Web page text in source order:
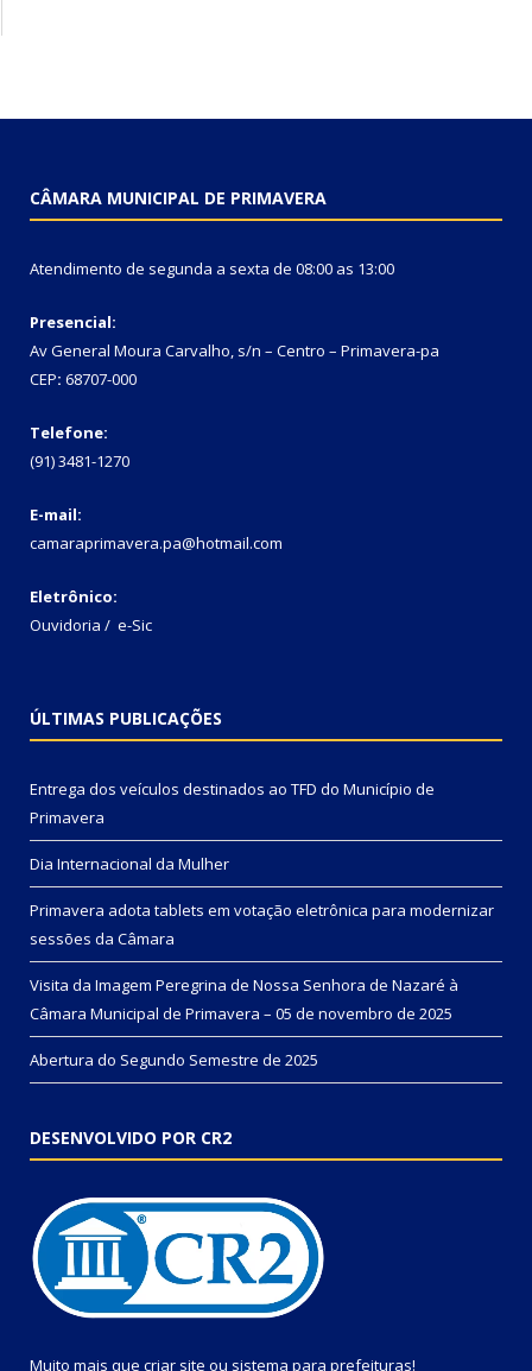
CÂMARA MUNICIPAL DE PRIMAVERA
Atendimento de segunda a sexta de 08:00 as 13:00
Presencial:
Av General Moura Carvalho, s/n – Centro – Primavera-pa
CEP: 68707-000
Telefone:
(91) 3481-1270
E-mail:
camaraprimavera.pa@hotmail.com
Eletrônico:
Ouvidoria / e-Sic
ÚLTIMAS PUBLICAÇÕES
Entrega dos veículos destinados ao TFD do Município de
Primavera
Dia Internacional da Mulher
Primavera adota tablets em votação eletrônica para modernizar
sessões da Câmara
Visita da Imagem Peregrina de Nossa Senhora de Nazaré à
Câmara Municipal de Primavera – 05 de novembro de 2025
Abertura do Segundo Semestre de 2025
DESENVOLVIDO POR CR2
Muito mais que criar site ou sistema para prefeituras!